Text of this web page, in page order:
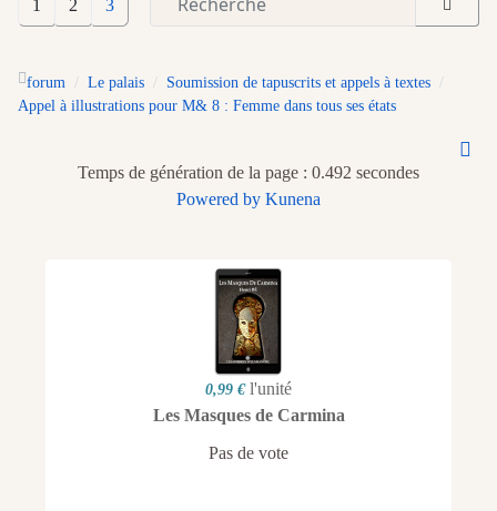
1 2 3
forum Le palais
Soumission de tapuscrits et appels à textes
Appel à illustrations pour M& 8 : Femme dans tous ses états
Temps de génération de la page : 0.492 secondes
Powered by Kunena
0,99 € l'unité
Les Masques de Carmina
Pas de vote